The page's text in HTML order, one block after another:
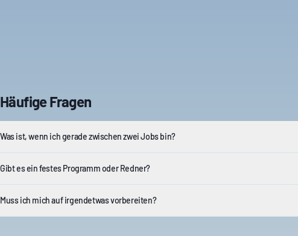
Häufige Fragen
Was ist, wenn ich gerade zwischen zwei Jobs bin?
Gibt es ein festes Programm oder Redner?
Muss ich mich auf irgendetwas vorbereiten?